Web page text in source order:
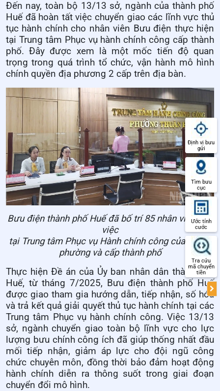
Đến nay, toàn bộ 13/13 sở, ngành của thành phố
Huế đã hoàn tất việc chuyển giao các lĩnh vực thủ
tục hành chính cho nhân viên Bưu điện thực hiện
tại Trung tâm Phục vụ hành chính công cấp thành
phố. Đây được xem là một mốc tiến độ quan
trọng trong quá trình tổ chức, vận hành mô hình
chính quyền địa phương 2 cấp trên địa bàn.
Bưu điện thành phố Huế đã bố trí 85 nhân viên làm
việc
tại Trung tâm Phục vụ Hành chính công của 40 xã,
phường và cấp thành phố
Thực hiện Đề án của Ủy ban nhân dân thành phố
Huế, từ tháng 7/2025, Bưu điện thành phố Huế
được giao tham gia hướng dẫn, tiếp nhận, số hóa
và trả kết quả giải quyết thủ tục hành chính tại các
Trung tâm Phục vụ hành chính công. Việc 13/13
sở, ngành chuyển giao toàn bộ lĩnh vực cho lực
lượng bưu chính công ích đã giúp thống nhất đầu
mối tiếp nhận, giảm áp lực cho đội ngũ công
chức chuyên môn, đồng thời bảo đảm hoạt động
hành chính diễn ra thông suốt trong giai đoạn
chuyển đổi mô hình.
Định vị bưu
gửi
Tìm bưu
cục
Ước tính
cước
Tra cứu
mã chuyển
tiền